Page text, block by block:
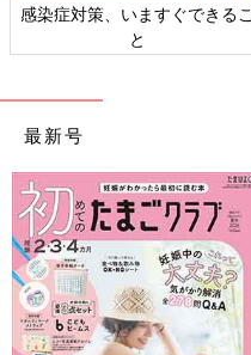
感染症対策、いますぐできるこ
と
最新号